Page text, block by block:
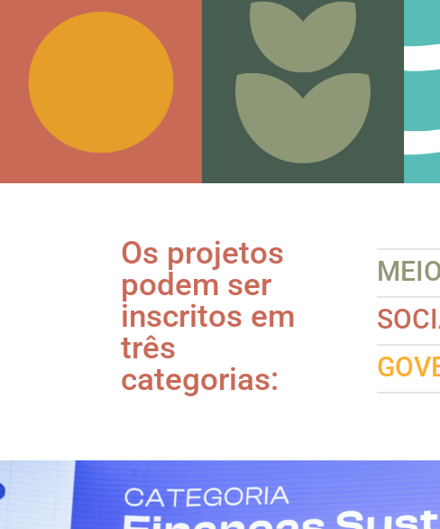
Os projetos
podem ser
inscritos em
três
categorias: